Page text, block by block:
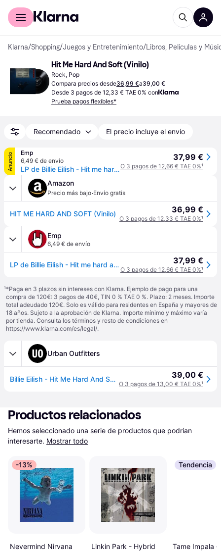
Comprar con Klarna
Klarna/Shopping/Juegos y Entretenimiento/Libros, Películas y
Hit Me Hard And Soft (Vinilo)
Rock, Pop
Compara precios desde36,99 €a39,00 €
Desde 3 pagos de 12,33 € TAE 0% con
Prueba pagos flexibles*
Recomendado El precio incluye el envío
Anuncio
Emp
6,49 € de envío
LP de Billie Eilish - Hit me hard and soft - para Sin clasificar - Standard
37,99 €
O 3 pagos de 12,66 € TAE 0%¹
Amazon
Precio más bajo·Envío gratis
HIT ME HARD AND SOFT (Vinilo) 36,99 €
O 3 pagos de 12,33 € TAE 0%¹
Emp
6,49 € de envío
LP de Billie Eilish - Hit me hard and soft - para Sin clasificar - Standard 37,99 €
O 3 pagos de 12,66 € TAE 0%¹
¹*Paga en 3 plazos sin intereses con Klarna. Ejemplo de pago para una
compra de 120€: 3 pagos de 40€, TIN 0 % TAE 0 %. Plazo: 2 meses. Importe
total adeudado 120€. Solo es válido para residentes en España y mayores de
18 años. Sujeto a la aprobación de Klarna. Importe mínimo y máximo varía
por tienda. Consulta los términos y resto de condiciones en
https://www.klarna.com/es/legal/.
Urban Outfitters
Billie Eilish - Hit Me Hard And Soft LP en Assorti(e) taille: TAILLE UNIQUE 39,00 €
O 3 pagos de 13,00 € TAE 0%¹
Productos relacionados
Hemos seleccionado una serie de productos que podrían
interesarte. Mostrar todo
-13%
Nevermind Nirvana
Linkin Park - Hybrid
Tendencia
Tame Impala -